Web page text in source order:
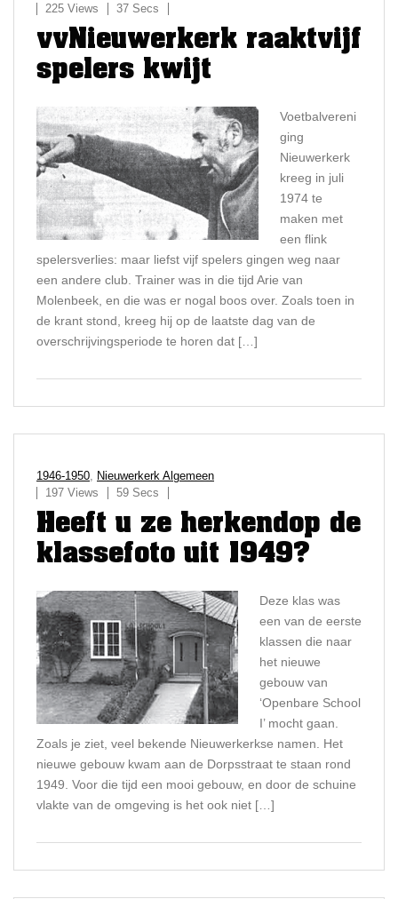
225 Views
37 Secs
vvNieuwerkerk raaktvijf
spelers kwijt
Voetbalvereni
ging
Nieuwerkerk
kreeg in juli
1974 te
maken met
een flink
spelersverlies: maar liefst vijf spelers gingen weg naar
een andere club. Trainer was in die tijd Arie van
Molenbeek, en die was er nogal boos over. Zoals toen in
de krant stond, kreeg hij op de laatste dag van de
overschrijvingsperiode te horen dat […]
1946-1950 Nieuwerkerk Algemeen
197 Views
59 Secs
Heeft u ze herkendop de
klassefoto uit 1949?
Deze klas was
een van de eerste
klassen die naar
het nieuwe
gebouw van
‘Openbare School
I’ mocht gaan.
Zoals je ziet, veel bekende Nieuwerkerkse namen. Het
nieuwe gebouw kwam aan de Dorpsstraat te staan rond
1949. Voor die tijd een mooi gebouw, en door de schuine
vlakte van de omgeving is het ook niet […]